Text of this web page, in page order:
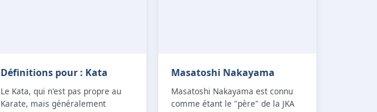
Définitions pour : Kata
Le Kata, qui n'est pas propre au
Karate, mais généralement
Masatoshi Nakayama
Masatoshi Nakayama est connu
comme étant le "père" de la JKA